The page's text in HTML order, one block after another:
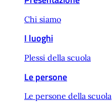
Chi siamo
I luoghi
Plessi della scuola
Le persone
Le persone della scuola